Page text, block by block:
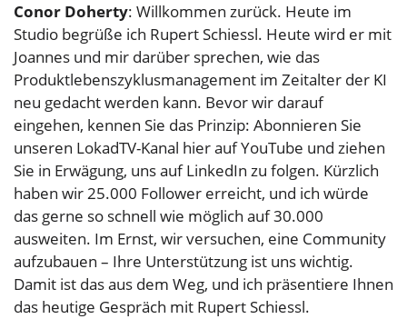
Conor Doherty: Willkommen zurück. Heute im
Studio begrüße ich Rupert Schiessl. Heute wird er mit
Joannes und mir darüber sprechen, wie das
Produktlebenszyklusmanagement im Zeitalter der KI
neu gedacht werden kann. Bevor wir darauf
eingehen, kennen Sie das Prinzip: Abonnieren Sie
unseren LokadTV-Kanal hier auf YouTube und ziehen
Sie in Erwägung, uns auf LinkedIn zu folgen. Kürzlich
haben wir 25.000 Follower erreicht, und ich würde
das gerne so schnell wie möglich auf 30.000
ausweiten. Im Ernst, wir versuchen, eine Community
aufzubauen – Ihre Unterstützung ist uns wichtig.
Damit ist das aus dem Weg, und ich präsentiere Ihnen
das heutige Gespräch mit Rupert Schiessl.